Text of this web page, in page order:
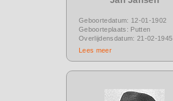
Geboortedatum: 12-01-1902
Geboorteplaats: Putten
Overlijdensdatum: 21-02-1945
Lees meer